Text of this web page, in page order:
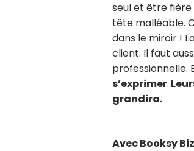
seul et être fière
tête malléable.
dans le miroir !
client. Il faut
professionnelle.
s’exprimer.
grandira.
Avec Booksy